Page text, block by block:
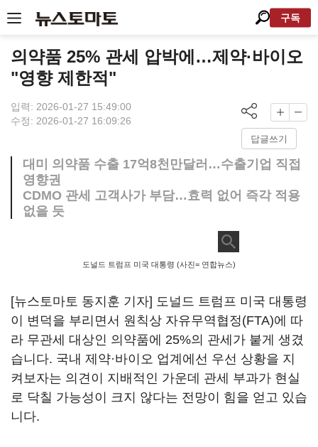
구독
의약품 25% 관세 압박에…제약·바이오
"영향 제한적"
입력: 2026-01-27 15:49:00
수정: 2026-01-27 16:09:26
답글쓰기
대미 의약품 수출 17억8천만달러…수출기업 직접
영향권
CDMO 관세 고객사가 부담…효력 없어 즉각 적용
없을 듯
도널드 트럼프 미국 대통령 (사진= 연합뉴스)
[뉴스토마토 동지훈 기자] 도널드 트럼프 미국 대통령
이 변덕을 부리면서 원칙상 자유무역협정(FTA)에 따
라 무관세 대상인 의약품에 25%의 관세가 붙게 생겼
습니다. 국내 제약·바이오 업계에선 우선 상황을 지
켜보자는 의견이 지배적인 가운데 관세 부과가 현실
로 닥칠 가능성이 크지 않다는 전망이 힘을 얻고 있습
니다.